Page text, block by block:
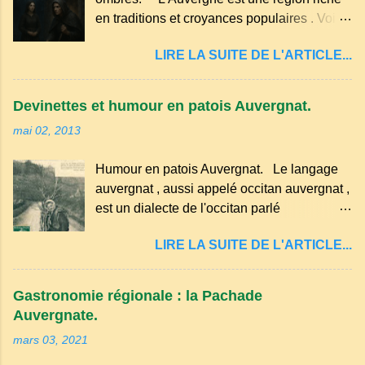
g de beurre. Commencez par équeuter les
cerises sans les dénoyauter de préférence,
séchez-les sur un torchon.
en traditions et croyances populaires . Voici
marqué ses campagnes : Superstitions : Le
pain retourné. Quand, à un repas, un des
voisins se hâtent de planter dans le
aperçoit, il remet le pain sur le bon coté,
mais il doit payer autant de bouteilles de vin
qu’il y a de couteaux ou de fourchettes
d’Ambert). Les quatre chemins. Quand
deux chemins se rencontrent et se coupent,
leur intersection forme un carrefour qui a
LIRE LA SUITE DE L'ARTICLE...
Devinettes et humour en patois Auvergnat.
mai 02, 2013
Humour en patois Auvergnat. Le langage
auvergnat , aussi appelé occitan auvergnat ,
est un dialecte de l'occitan parlé
certaines parties du Massif central . Il
appartient à la famille des langues romanes
et est classé parmi les dialectes du nord-
occitan . Bien que le nombre de locuteurs
LIRE LA SUITE DE L'ARTICLE...
Gastronomie régionale : la Pachade
Auvergnate.
mars 03, 2021